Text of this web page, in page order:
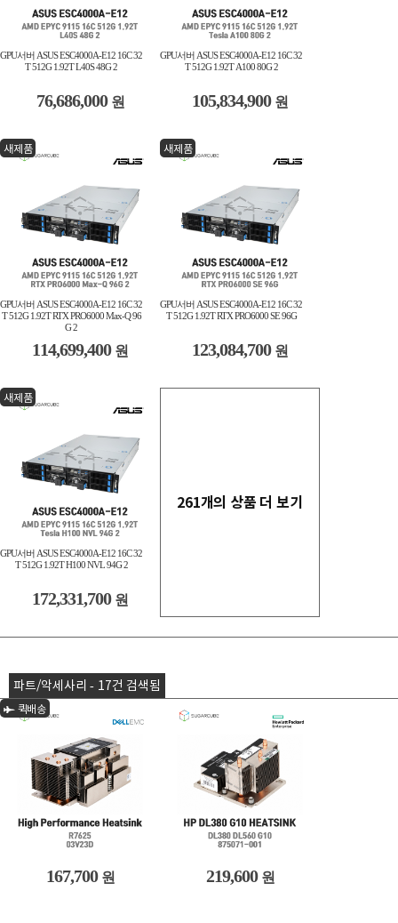
GPU서버 ASUS ESC4000A-E12 16C 32
T 512G 1.92T L40S 48G 2
76,686,000 원
GPU서버 ASUS ESC4000A-E12 16C 32
T 512G 1.92T A100 80G 2
105,834,900 원
새제품
GPU서버 ASUS ESC4000A-E12 16C 32
T 512G 1.92T RTX PRO6000 Max-Q 96
G 2
114,699,400 원
새제품
GPU서버 ASUS ESC4000A-E12 16C 32
T 512G 1.92T RTX PRO6000 SE 96G
123,084,700 원
새제품
GPU서버 ASUS ESC4000A-E12 16C 32
T 512G 1.92T H100 NVL 94G 2
172,331,700 원
261개의 상품 더 보기
파트/악세사리 - 17건 검색됨
퀵배송
167,700 원 219,600 원